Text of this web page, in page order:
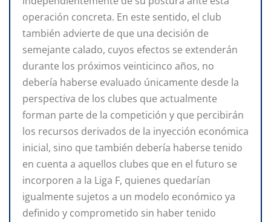
operación concreta. En este sentido, el club
también advierte de que una decisión de
semejante calado, cuyos efectos se extenderán
durante los próximos veinticinco años, no
debería haberse evaluado únicamente desde la
perspectiva de los clubes que actualmente
forman parte de la competición y que percibirán
los recursos derivados de la inyección económica
inicial, sino que también debería haberse tenido
en cuenta a aquellos clubes que en el futuro se
incorporen a la Liga F, quienes quedarían
igualmente sujetos a un modelo económico ya
definido y comprometido sin haber tenido